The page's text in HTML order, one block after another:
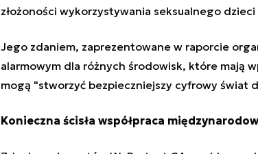
złożoności wykorzystywania seksualnego
Jego zdaniem, zaprezentowane w raporcie
alarmowym dla różnych środowisk, które mają
mogą "stworzyć bezpieczniejszy cyfrowy świat
Konieczna ścisła współpraca